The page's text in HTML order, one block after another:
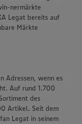
nermärkte
Legat bereits auf
Märkte
Adressen, wenn es
Auf rund 1.700
des
Artikel. Seit dem
Legat in seinem